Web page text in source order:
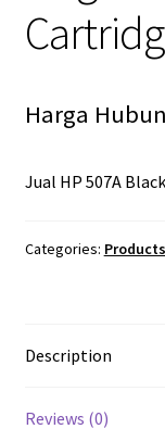
Harga
Jual HP 507A
Categories:
Description
Reviews (0)